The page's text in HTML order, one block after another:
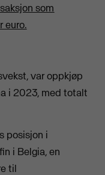
som
euro.
var oppkjøp
i 2023, med totalt
posisjon i
i Belgia, en
til